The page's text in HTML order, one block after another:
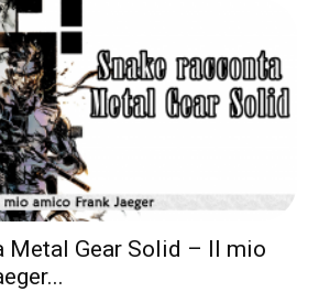
Metal Gear Solid – Il mio